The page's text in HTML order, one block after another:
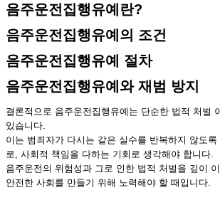
음주운전집행유예란?
음주운전집행유예의 조건
음주운전집행유예 절차
음주운전집행유예와 재범 방지
결론적으로 음주운전집행유예는 단순한 법적 처벌
있습니다.
이는 범죄자가 다시는 같은 실수를 반복하지 않도
로, 사회적 책임을 다하는 기회로 생각해야 합니다.
음주운전의 위험성과 그로 인한 법적 처벌을 깊이
안전한 사회를 만들기 위해 노력해야 할 때입니다.